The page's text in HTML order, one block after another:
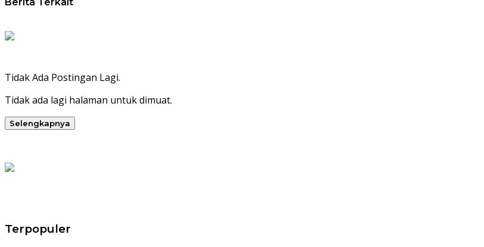
Berita Terkait
Tidak Ada Postingan Lagi.
Tidak ada lagi halaman untuk dimuat.
Selengkapnya
Terpopuler